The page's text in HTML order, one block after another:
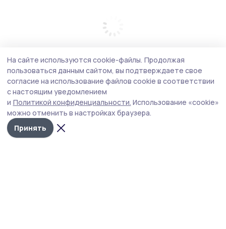
На сайте используются cookie-файлы. Продолжая
пользоваться данным сайтом, вы подтверждаете свое
согласие на использование файлов cookie в соответствии
с настоящим уведомлением
и Политикой конфиденциальности. Использование «cookie»
можно отменить в настройках браузера.
Принять